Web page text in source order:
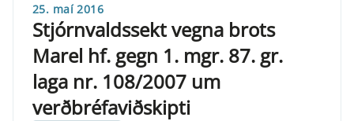
25. maí 2016
Stjórnvaldssekt vegna brots
Marel hf. gegn 1. mgr. 87. gr.
laga nr. 108/2007 um
verðbréfaviðskipti